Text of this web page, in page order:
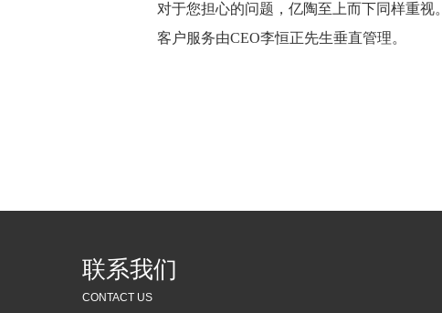
对于您担心的问题，亿陶至上而下同样重视。
客户服务由CEO李恒正先生垂直管理。
联系我们
CONTACT US